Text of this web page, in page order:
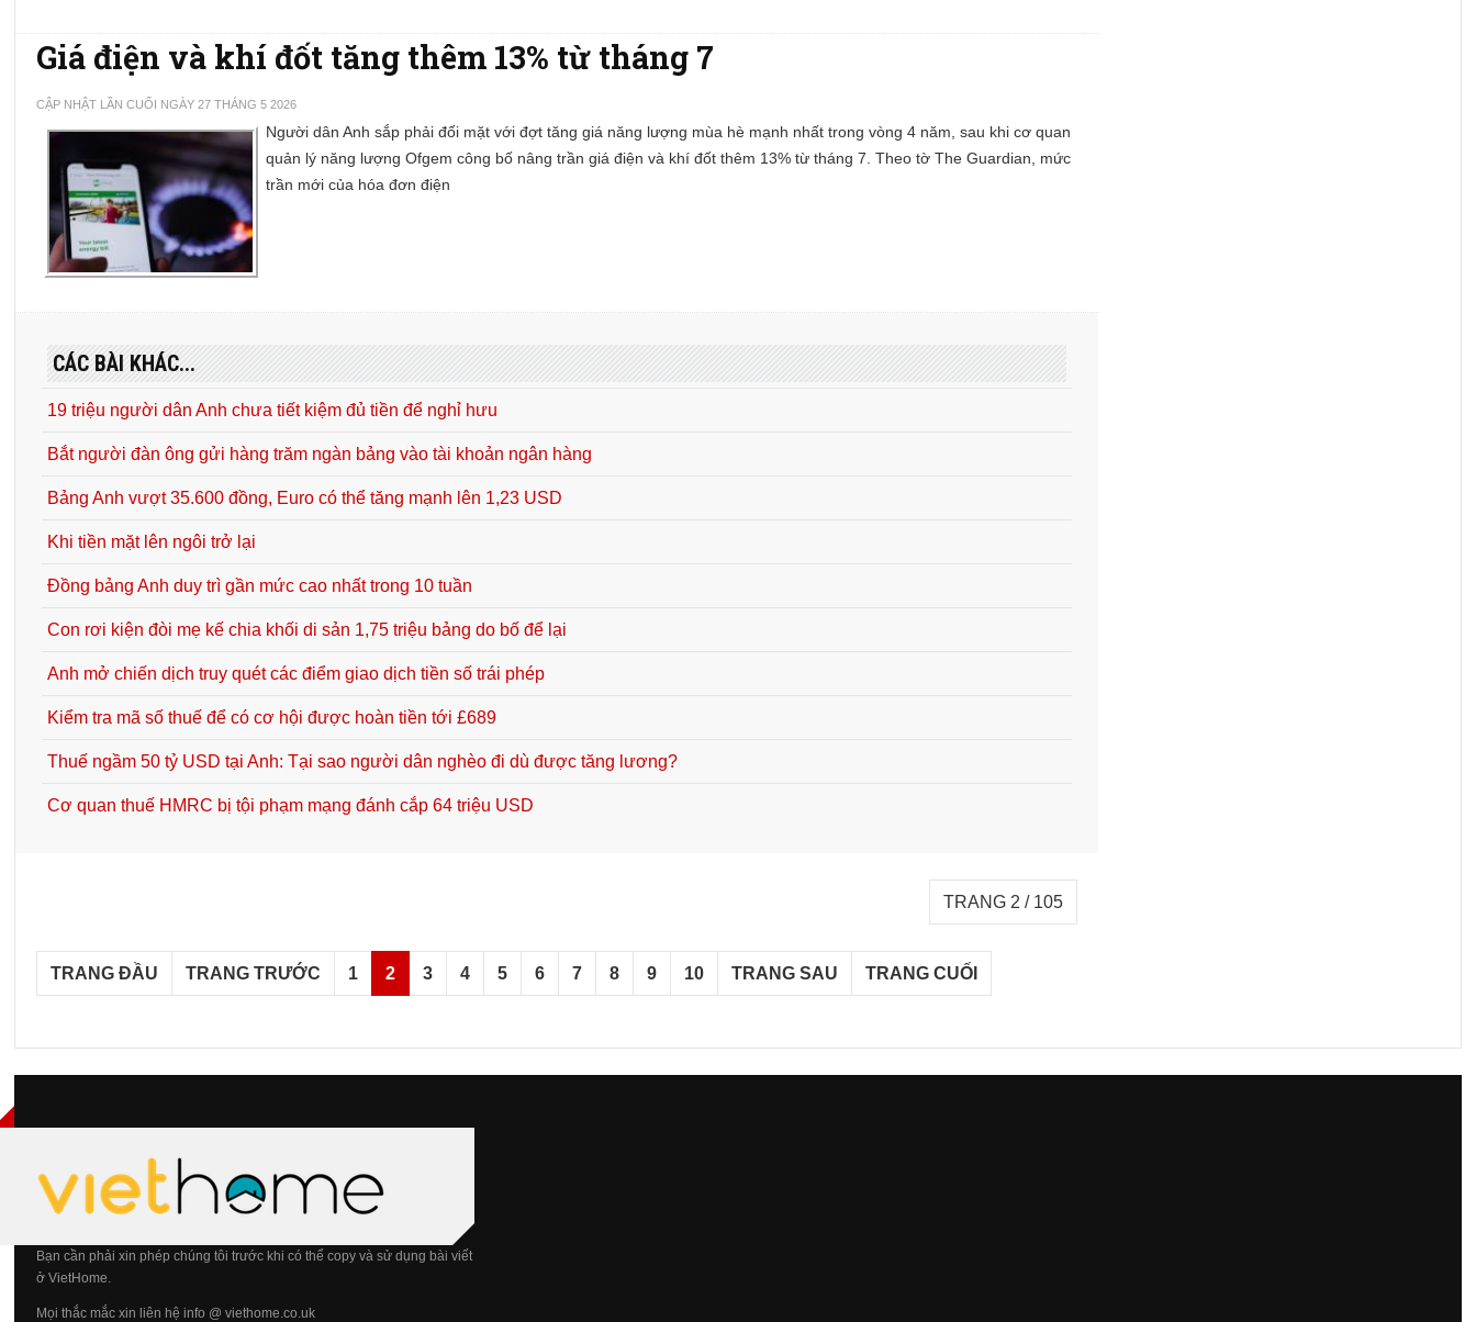
Giá điện và khí đốt tăng thêm 13% từ tháng 7
CẬP NHẬT LẦN CUỐI NGÀY 27 THÁNG 5 2026
Người dân Anh sắp phải đối mặt với đợt tăng giá năng lượng mùa hè mạnh nhất trong vòng 4 năm, sau khi cơ quan
quản lý năng lượng Ofgem công bố nâng trần giá điện và khí đốt thêm 13% từ tháng 7. Theo tờ The Guardian, mức
trần mới của hóa đơn điện
CÁC BÀI KHÁC...
19 triệu người dân Anh chưa tiết kiệm đủ tiền để nghỉ hưu
Bắt người đàn ông gửi hàng trăm ngàn bảng vào tài khoản ngân hàng
Bảng Anh vượt 35.600 đồng, Euro có thể tăng mạnh lên 1,23 USD
Khi tiền mặt lên ngôi trở lại
Đồng bảng Anh duy trì gần mức cao nhất trong 10 tuần
Con rơi kiện đòi mẹ kế chia khối di sản 1,75 triệu bảng do bố để lại
Anh mở chiến dịch truy quét các điểm giao dịch tiền số trái phép
Kiểm tra mã số thuế để có cơ hội được hoàn tiền tới £689
Thuế ngầm 50 tỷ USD tại Anh: Tại sao người dân nghèo đi dù được tăng lương?
Cơ quan thuế HMRC bị tội phạm mạng đánh cắp 64 triệu USD
TRANG 2 / 105
TRANG ĐẦU TRANG TRƯỚC 1 2 3 4 5 6 7 8 9 10 TRANG SAU TRANG CUỐI
Bạn cần phải xin phép chúng tôi trước khi có thể copy và sử dụng bài viết
ở VietHome.
Mọi thắc mắc xin liên hệ info @ viethome.co.uk